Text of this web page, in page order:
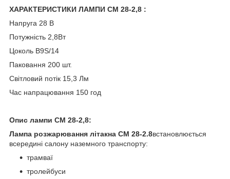
ХАРАКТЕРИСТИКИ ЛАМПИ СМ 28-2,8 :
Напруга 28 В
Потужність 2,8Вт
Цоколь B9S/14
Паковання 200 шт.
Світловий потік 15,3 Лм
Час напрацювання 150 год
Опис лампи СМ 28-2,8:
Лампа розжарювання літакна СМ 28-2.8встановлюється
всередині салону наземного транспорту:
трамваї
тролейбуси